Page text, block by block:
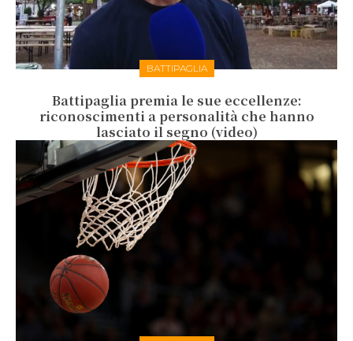
BATTIPAGLIA
Battipaglia premia le sue eccellenze:
riconoscimenti a personalità che hanno
lasciato il segno (video)